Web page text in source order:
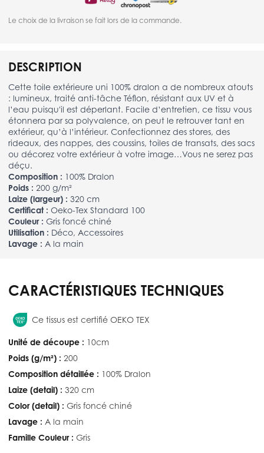
Le choix de la livraison se fait lors de la commande.
DESCRIPTION
Cette toile extérieure uni 100% dralon a de nombreux atouts
: lumineux, traité anti-tâche Téflon, résistant aux UV et à
l’eau puisqu'il est déperlant. Facile d’entretien, ce tissu vous
étonnera par sa polyvalence, on peut le retrouver tant en
extérieur, qu’à l’intérieur. Confectionnez des stores, des
rideaux, des nappes, des coussins, toiles de transats, des sacs
ou décorez votre extérieur à votre image…Vous ne serez pas
déçu.
Composition : 100% Dralon
Poids : 200 g/m²
Laize (largeur) : 320 cm
Certificat : Oeko-Tex Standard 100
Couleur : Gris foncé chiné
Utilisation : Déco, Accessoires
Lavage : A la main
CARACTÉRISTIQUES TECHNIQUES
Ce tissus est certifié OEKO TEX
Unité de découpe : 10cm
Poids (g/m²) : 200
Composition détaillée : 100% Dralon
Laize (detail) : 320 cm
Color (detail) : Gris foncé chiné
Lavage : A la main
Famille Couleur : Gris